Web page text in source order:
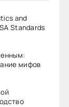
and
Standards
мифов